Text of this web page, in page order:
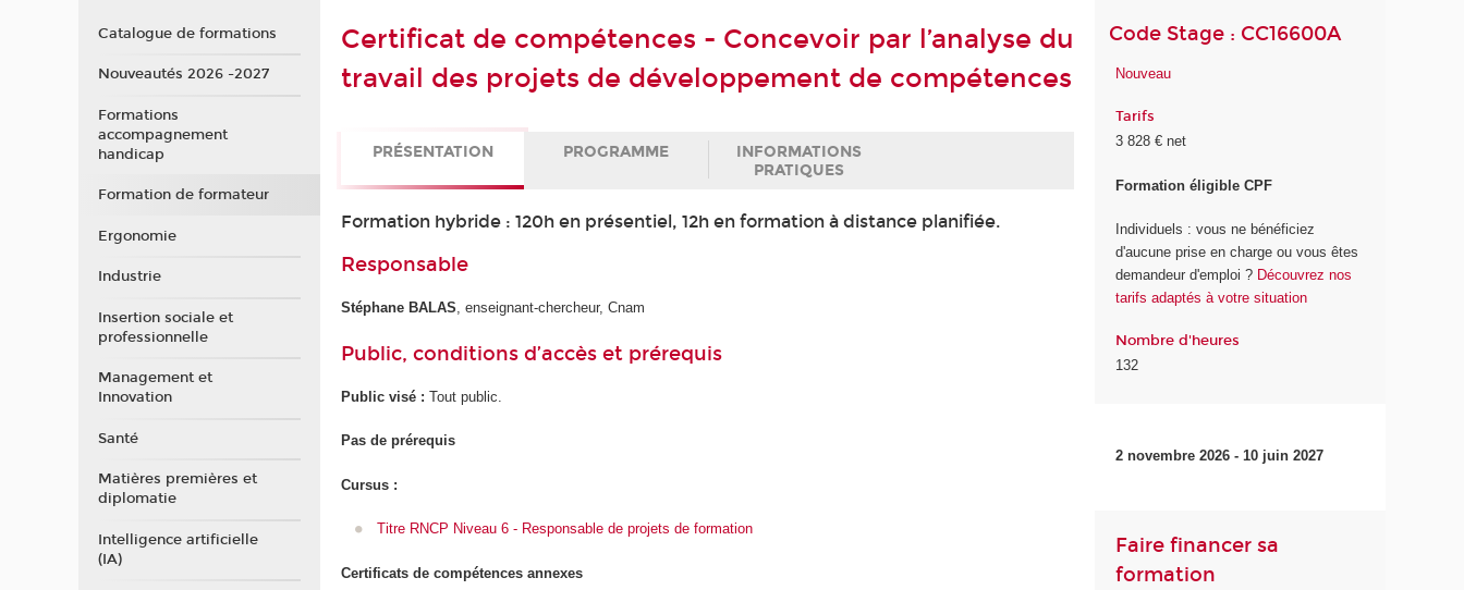
Certificat de compétences - Concevoir par l’analyse du
travail des projets de développement de compétences
PRÉSENTATION PROGRAMME
INFORMATIONS
PRATIQUES
Formation hybride : 120h en présentiel, 12h en formation à distance planifiée.
Responsable
Stéphane BALAS , enseignant-chercheur, Cnam
Public, conditions d’accès et prérequis
Public visé : Tout public.
Pas de prérequis
Cursus :
Titre RNCP Niveau 6 - Responsable de projets de formation
Certificats de compétences annexes
Code Stage : CC16600A
Nouveau
Tarifs
3 828 € net
Formation éligible CPF
Individuels : vous ne bénéficiez
d'aucune prise en charge ou vous êtes
demandeur d'emploi ? Découvrez nos
tarifs adaptés à votre situation
Nombre d'heures
132
2 novembre 2026 - 10 juin 2027
Faire financer sa
formation
Catalogue de formations
Nouveautés 2026 -2027
Formations
accompagnement
handicap
Formation de formateur
Ergonomie
Industrie
Insertion sociale et
professionnelle
Management et
Innovation
Santé
Matières premières et
diplomatie
Intelligence artificielle
(IA)